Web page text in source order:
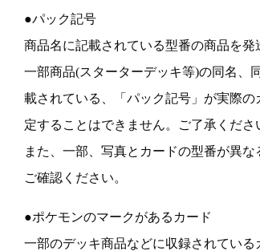
●パック記号
商品名に記載されている型番の商品を発
一部商品(スターターデッキ等)の同名、
載されている、「パック記号」が実際
定することはできません。ご了承くださ
また、一部、写真とカードの型番が異
ご確認ください。
●ポケモンのマークがあるカード
一部のデッキ商品などに収録されてい